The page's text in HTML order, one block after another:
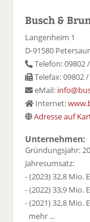
Busch &
Langenheim 1
D-91580
Telefon: 09802
Telefax: 09802
eMail:
Internet:
Adresse auf
Unternehmen:
Gründungsjahr:
Jahresumsatz:
- (2023) 32,8 Mio.
- (2022) 33,9 Mio.
- (2021) 32,8 Mio.
mehr ...